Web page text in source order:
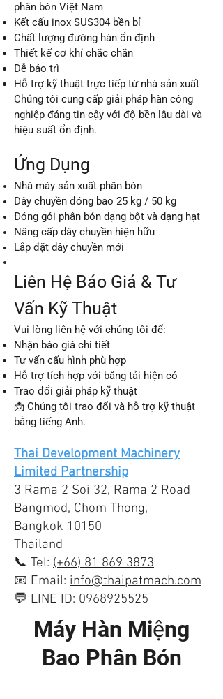
phân bón Việt Nam
Kết cấu inox SUS304 bền bỉ
Chất lượng đường hàn ổn định
Thiết kế cơ khí chắc chắn
Dễ bảo trì
Hỗ trợ kỹ thuật trực tiếp từ nhà sản xuất
Chúng tôi cung cấp giải pháp hàn công
nghiệp đáng tin cậy với độ bền lâu dài và
hiệu suất ổn định.
Ứng Dụng
Nhà máy sản xuất phân bón
Dây chuyền đóng bao 25 kg / 50 kg
Đóng gói phân bón dạng bột và dạng hạt
Nâng cấp dây chuyền hiện hữu
Lắp đặt dây chuyền mới
Liên Hệ Báo Giá & Tư
Vấn Kỹ Thuật
Vui lòng liên hệ với chúng tôi để:
Nhận báo giá chi tiết
Tư vấn cấu hình phù hợp
Hỗ trợ tích hợp với băng tải hiện có
Trao đổi giải pháp kỹ thuật
📩 Chúng tôi trao đổi và hỗ trợ kỹ thuật
bằng tiếng Anh.
Thai Development Machinery
Limited Partnership
3 Rama 2 Soi 32, Rama 2 Road
Bangmod, Chom Thong,
Bangkok 10150
Thailand
📞 Tel: (+66) 81 869 3873
📧 Email: info@thaipatmach.com
💬 LINE ID: 0968925525
Máy Hàn Miệng
Bao Phân Bón